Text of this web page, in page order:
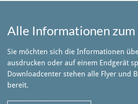
Alle Informationen
Sie möchten sich die Informationen
ausdrucken oder auf einem Endgerät
Downloadcenter stehen alle Flyer und
bereit.